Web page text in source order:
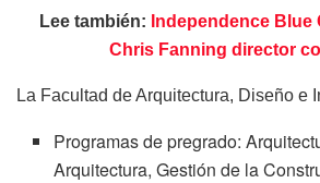
Lee también: Independence
Chris Fanning director
La Facultad de Arquitectura, Diseño e
Programas de pregrado:
Arquitectura, Gestión de la